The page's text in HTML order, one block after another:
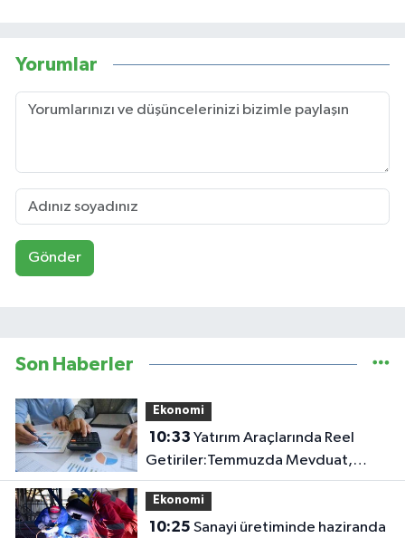
Yorumlar
Gönder
Son Haberler
Ekonomi
10:33
Getiriler:Temmuzda Mevduat,
Yıllıkta Altın
Ekonomi
10:25